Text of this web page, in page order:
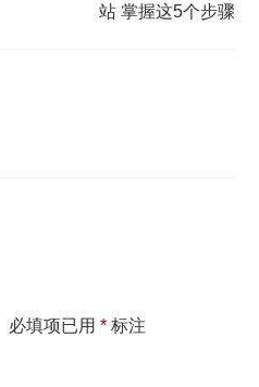
站 掌握这5个步骤
必填项已用* 标注